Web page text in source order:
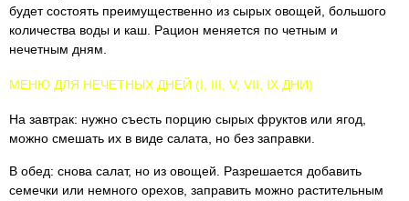
будет состоять преимущественно из сырых овощей, большого
количества воды и каш. Рацион меняется по четным и
нечетным дням.
МЕНЮ ДЛЯ НЕЧЕТНЫХ ДНЕЙ (I, III, V, VII, IX ДНИ)
На завтрак: нужно съесть порцию сырых фруктов или ягод,
можно смешать их в виде салата, но без заправки.
В обед: снова салат, но из овощей. Разрешается добавить
семечки или немного орехов, заправить можно растительным